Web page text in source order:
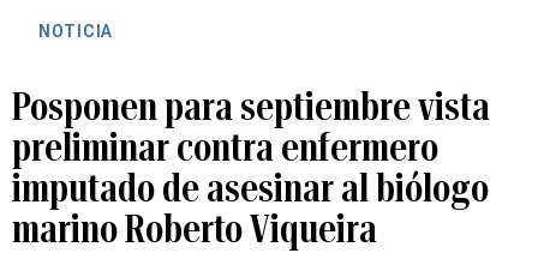
NOTICIA
Posponen para septiembre vista
preliminar contra enfermero
imputado de asesinar al biólogo
marino Roberto Viqueira